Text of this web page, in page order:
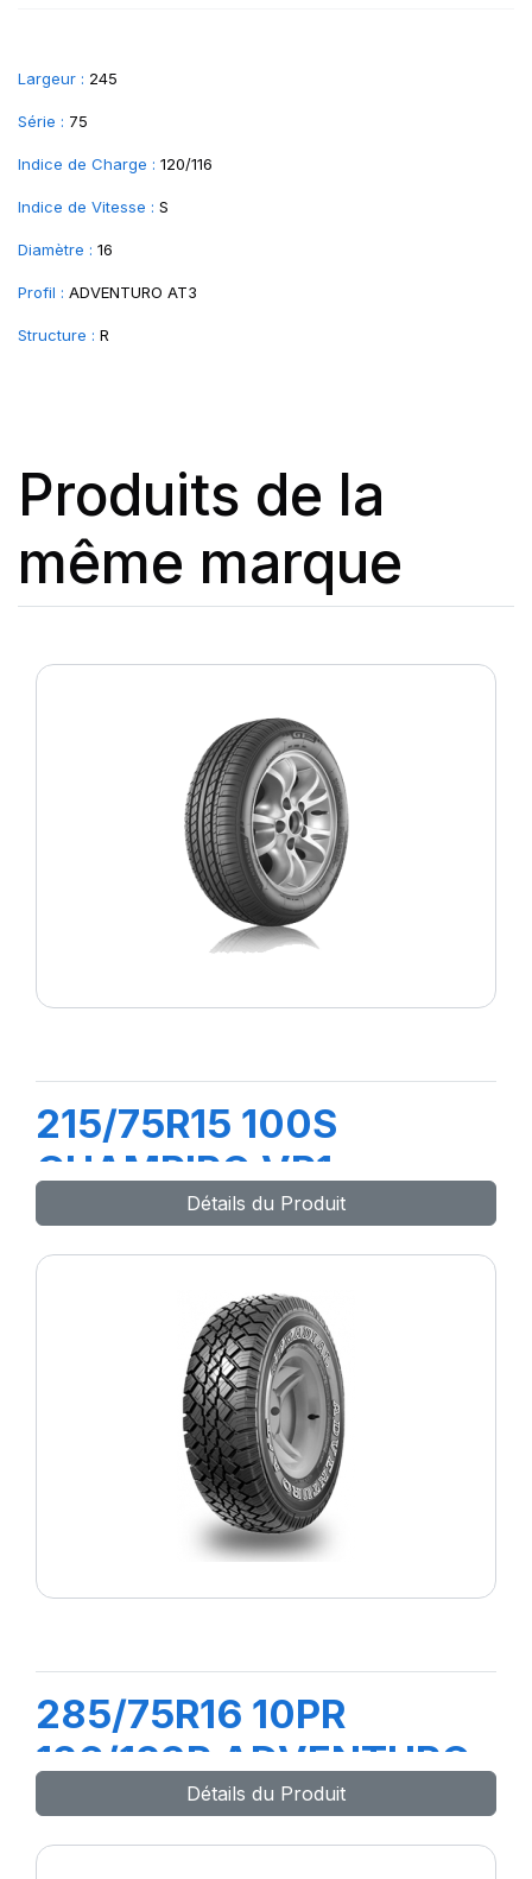
Largeur : 245
Série : 75
Indice de Charge : 120/116
Indice de Vitesse : S
Diamètre : 16
Profil : ADVENTURO AT3
Structure : R
Produits de la
même marque
215/75R15 100S
CHAMPIRO VP1
Détails du Produit
285/75R16 10PR
126/123R ADVENTURO
AT3 (OWL)Détails du Produit